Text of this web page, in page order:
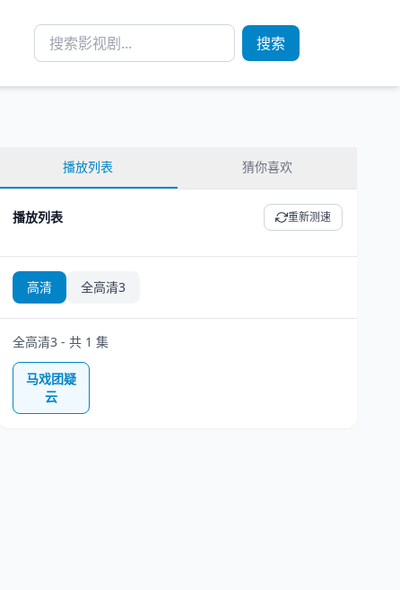
搜索
播放列表 猜你喜欢
播放列表 重新测速
高清 全高清3
全高清3 - 共 1 集
马戏团疑
云